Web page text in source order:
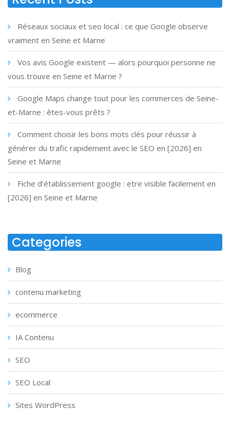
Réseaux sociaux et seo local : ce que Google observe
vraiment en Seine et Marne
Vos avis Google existent — alors pourquoi personne ne
vous trouve en Seine et Marne ?
Google Maps change tout pour les commerces de Seine-
et-Marne : êtes-vous prêts ?
Comment choisir les bons mots clés pour réussir à
générer du trafic rapidement avec le SEO en [2026] en
Seine et Marne
Fiche d’établissement google : etre visible facilement en
[2026] en Seine et Marne
Categories
Blog
contenu marketing
ecommerce
IA Contenu
SEO
SEO Local
Sites WordPress